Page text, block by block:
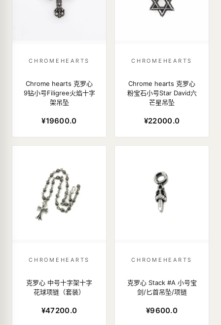
CHROMEHEARTS
Chrome hearts 克罗心
9钻小号Filigree火焰十字
架吊坠
¥19600.0
CHROMEHEARTS
Chrome hearts 克罗心
粉宝石小号Star David六
芒星吊坠
¥22000.0
CHROMEHEARTS
克罗心 中号十字架十字
花球项链（套装）
¥47200.0
CHROMEHEARTS
克罗心 Stack #A 小号宝
剑/匕首吊坠/项链
¥9600.0